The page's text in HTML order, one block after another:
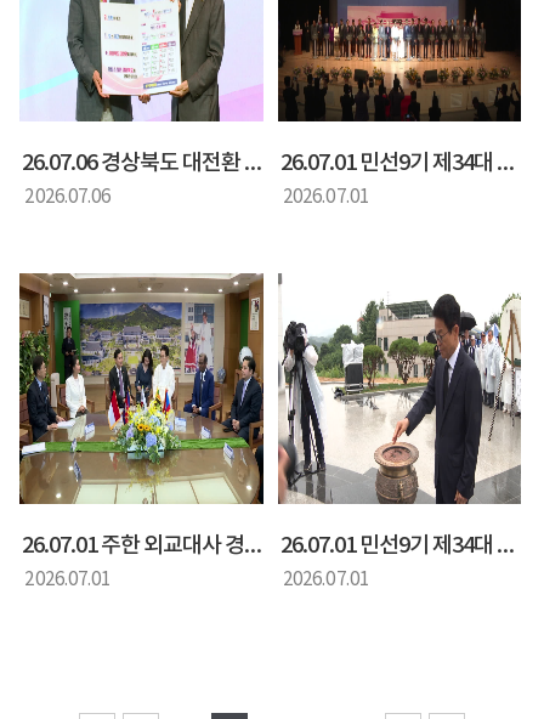
26.07.06 경상북도 대전환 위원회 도민 보고대회
2026.07.06
26.07.01 민선9기 제34대 경상북도지사 취임식
2026.07.01
26.07.01 주한 외교대사 경북도지사 취임식 축하 사절단 내방
2026.07.01
26.07.01 민선9기 제34대 경북도지사 취임 충혼탑 참배 및 박정희 동상 참배
2026.07.01